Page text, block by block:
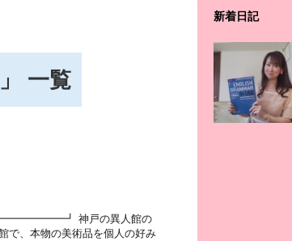
一覧
神戸の異人館の
で、本物の美術品を個人の好み
新着日記